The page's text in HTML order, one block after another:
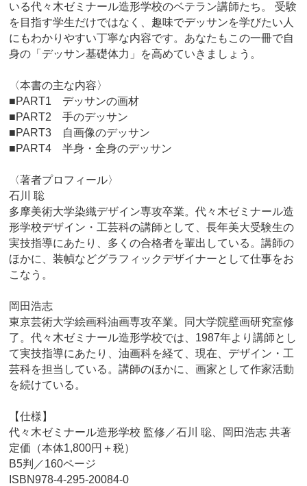
いる代々木ゼミナール造形学校のベテラン講師たち。 受験
を目指す学生だけではなく、趣味でデッサンを学びたい人
にもわかりやすい丁寧な内容です。あなたもこの一冊で自
身の「デッサン基礎体力」を高めていきましょう。
〈本書の主な内容〉
■PART1 デッサンの画材
■PART2 手のデッサン
■PART3 自画像のデッサン
■PART4 半身・全身のデッサン
〈著者プロフィール〉
石川 聡
多摩美術大学染織デザイン専攻卒業。代々木ゼミナール造
形学校デザイン・工芸科の講師として、長年美大受験生の
実技指導にあたり、多くの合格者を輩出している。講師の
ほかに、装幀などグラフィックデザイナーとして仕事をお
こなう。
岡田浩志
東京芸術大学絵画科油画専攻卒業。同大学院壁画研究室修
了。代々木ゼミナール造形学校では、1987年より講師とし
て実技指導にあたり、油画科を経て、現在、デザイン・工
芸科を担当している。講師のほかに、画家として作家活動
を続けている。
【仕様】
代々木ゼミナール造形学校 監修／石川 聡、岡田浩志 共著
定価（本体1,800円＋税）
B5判／160ページ
ISBN978-4-295-20084-0